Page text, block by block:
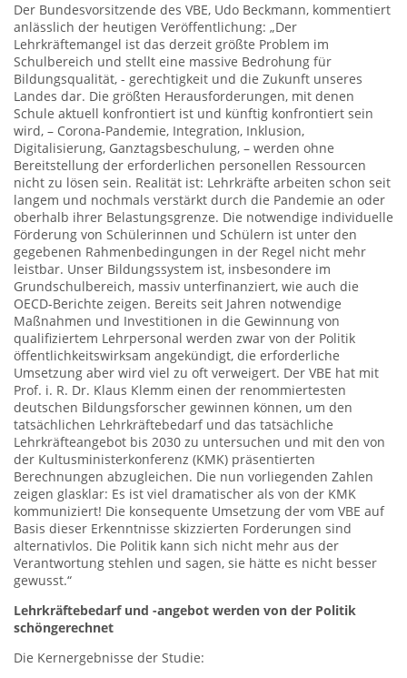
Der Bundesvorsitzende des VBE, Udo Beckmann, kommentiert
anlässlich der heutigen Veröffentlichung: „Der
Lehrkräftemangel ist das derzeit größte Problem im
Schulbereich und stellt eine massive Bedrohung für
Bildungsqualität, - gerechtigkeit und die Zukunft unseres
Landes dar. Die größten Herausforderungen, mit denen
Schule aktuell konfrontiert ist und künftig konfrontiert sein
wird, – Corona-Pandemie, Integration, Inklusion,
Digitalisierung, Ganztagsbeschulung, – werden ohne
Bereitstellung der erforderlichen personellen Ressourcen
nicht zu lösen sein. Realität ist: Lehrkräfte arbeiten schon seit
langem und nochmals verstärkt durch die Pandemie an oder
oberhalb ihrer Belastungsgrenze. Die notwendige individuelle
Förderung von Schülerinnen und Schülern ist unter den
gegebenen Rahmenbedingungen in der Regel nicht mehr
leistbar. Unser Bildungssystem ist, insbesondere im
Grundschulbereich, massiv unterfinanziert, wie auch die
OECD-Berichte zeigen. Bereits seit Jahren notwendige
Maßnahmen und Investitionen in die Gewinnung von
qualifiziertem Lehrpersonal werden zwar von der Politik
öffentlichkeitswirksam angekündigt, die erforderliche
Umsetzung aber wird viel zu oft verweigert. Der VBE hat mit
Prof. i. R. Dr. Klaus Klemm einen der renommiertesten
deutschen Bildungsforscher gewinnen können, um den
tatsächlichen Lehrkräftebedarf und das tatsächliche
Lehrkräfteangebot bis 2030 zu untersuchen und mit den von
der Kultusministerkonferenz (KMK) präsentierten
Berechnungen abzugleichen. Die nun vorliegenden Zahlen
zeigen glasklar: Es ist viel dramatischer als von der KMK
kommuniziert! Die konsequente Umsetzung der vom VBE auf
Basis dieser Erkenntnisse skizzierten Forderungen sind
alternativlos. Die Politik kann sich nicht mehr aus der
Verantwortung stehlen und sagen, sie hätte es nicht besser
gewusst.“
Lehrkräftebedarf und -angebot werden von der Politik
schöngerechnet
Die Kernergebnisse der Studie: